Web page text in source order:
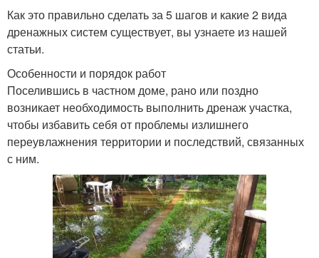
Как это правильно сделать за 5 шагов и какие 2 вида
дренажных систем существует, вы узнаете из нашей
статьи.
Особенности и порядок работ
Поселившись в частном доме, рано или поздно
возникает необходимость выполнить дренаж участка,
чтобы избавить себя от проблемы излишнего
переувлажнения территории и последствий, связанных
с ним.